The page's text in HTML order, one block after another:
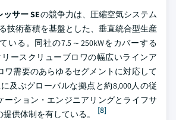
サー SEの競争力は、圧縮空気システム
技術蓄積を基盤とした、垂直統合型生産
いる。同社の7.5～250kWをカバーする
リースクリューブロワの幅広いラインア
ワ需要のあらゆるセグメントに対応して
及ぶグローバルな拠点と約8,000人の従
ーション・エンジニアリングとライフサ
供体制を有している。
[8]